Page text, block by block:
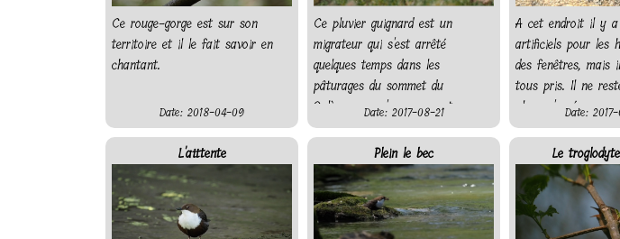
Ce rouge-gorge est sur son
territoire et il le fait savoir en
chantant.
Date: 2018-04-09
Ce pluvier guignard est un
migrateur qui s'est arrêté
quelques temps dans les
pâturages du sommet du
Salève pour s'y reposer et se
nourrir. Il poursuit les insectes
et peut courir très vite!
Date: 2017-08-21
A cet endroit il y a
artificiels pour les
des fenêtres, mais
tous pris. Il ne
plus qu'a rénover
de terre en
après boulettes.
Date:
L'atttente Plein le bec Le